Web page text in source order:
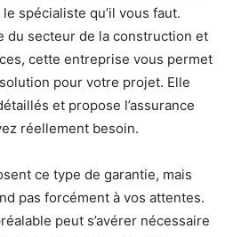
spécialiste qu’il vous faut.
du secteur de la construction et
cette entreprise vous permet
pour votre projet. Elle
et propose l’assurance
réellement besoin.
ce type de garantie, mais
pas forcément à vos attentes.
peut s’avérer nécessaire